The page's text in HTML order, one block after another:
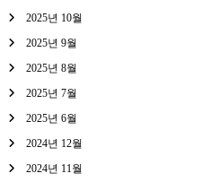
2025년 10월
2025년 9월
2025년 8월
2025년 7월
2025년 6월
2024년 12월
2024년 11월